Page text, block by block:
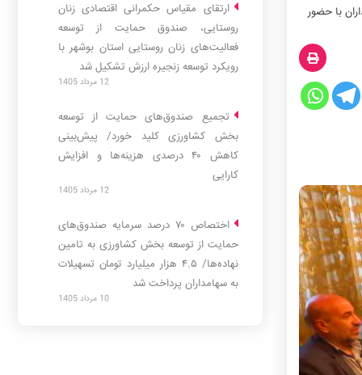
با حضور
ارتقای مقیاس حکمرانی اقتصادی زنان
روستایی، صندوق حمایت از توسعه
فعالیت‌های زنان روستایی استان بوشهر با
رویکرد توسعه زنجیره ارزش تشکیل شد
12 مرداد 1405
تجمیع صندوق‌های حمایت از توسعه
بخش کشاورزی کلید خورد/ پیش‌بینی
کاهش ۴۰ درصدی هزینه‌ها و افزایش
کارایی
12 مرداد 1405
اختصاص ۷۰ درصد سرمایه صندوق‌های
حمایت از توسعه بخش کشاورزی به تامین
نهاده‌ها/ ۴.۵ هزار میلیارد تومان تسهیلات
به سهامداران پرداخت شد
10 مرداد 1405